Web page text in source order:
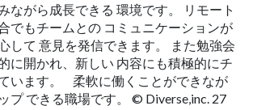
ながら成長できる 環境です。 リモート
でもチームとの コミュニケーションが
して 意見を発信できます。 また勉強会
に開かれ、新しい 内容にも積極的にチ
います。 柔軟に働くことができなが
プ できる職場です。 ©︎ Diverse,inc. 27